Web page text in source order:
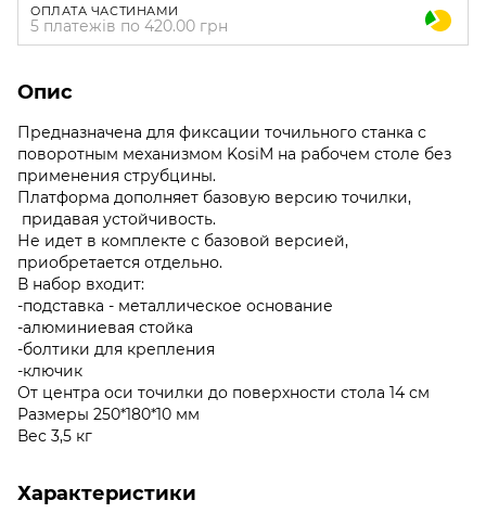
ОПЛАТА ЧАСТИНАМИ
5 платежів по 420.00 грн
Опис
Предназначена для фиксации точильного станка с
поворотным механизмом KosiM на рабочем столе без
применения струбцины.
Платформа дополняет базовую версию точилки,
придавая устойчивость.
Не идет в комплекте с базовой версией,
приобретается отдельно.
В набор входит:
-подставка - металлическое основание
-алюминиевая стойка
-болтики для крепления
-ключик
От центра оси точилки до поверхности стола 14 см
Размеры 250*180*10 мм
Вес 3,5 кг
Характеристики